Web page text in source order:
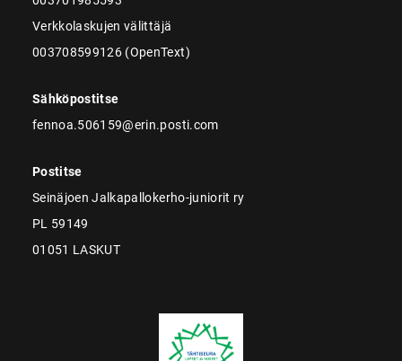
Verkkolaskujen välittäjä
003708599126 (OpenText)
Sähköpostitse
fennoa.506159@erin.posti.com
Postitse
Seinäjoen Jalkapallokerho-juniorit ry
PL 59149
01051 LASKUT